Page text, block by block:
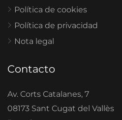
Política de cookies
Política de privacidad
Nota legal
Contacto
Av. Corts Catalanes, 7
08173 Sant Cugat del Vallès